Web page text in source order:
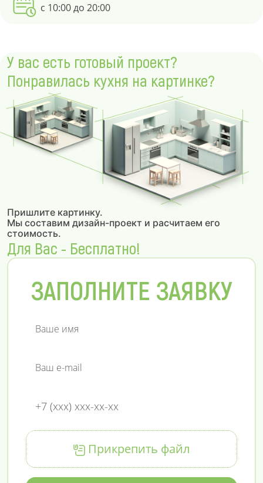
с 10:00 до 20:00
У вас есть готовый проект?
Понравилась кухня на картинке?
Пришлите картинку.
Мы составим дизайн-проект и расчитаем его
стоимость.
Для Вас - Бесплатно!
ЗАПОЛНИТЕ ЗАЯВКУ
Прикрепить файл